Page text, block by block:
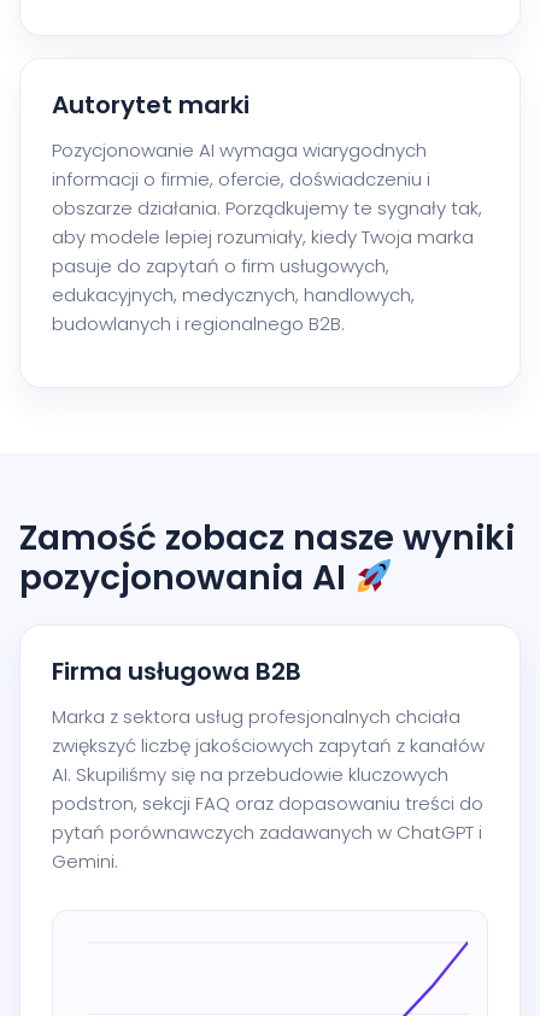
Autorytet marki
Pozycjonowanie AI wymaga wiarygodnych
informacji o firmie, ofercie, doświadczeniu i
obszarze działania. Porządkujemy te sygnały tak,
aby modele lepiej rozumiały, kiedy Twoja marka
pasuje do zapytań o firm usługowych,
edukacyjnych, medycznych, handlowych,
budowlanych i regionalnego B2B.
Zamość zobacz nasze wyniki
pozycjonowania AI
Firma usługowa B2B
Marka z sektora usług profesjonalnych chciała
zwiększyć liczbę jakościowych zapytań z kanałów
AI. Skupiliśmy się na przebudowie kluczowych
podstron, sekcji FAQ oraz dopasowaniu treści do
pytań porównawczych zadawanych w ChatGPT i
Gemini.